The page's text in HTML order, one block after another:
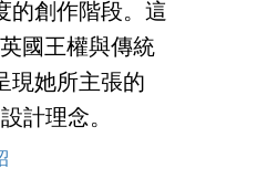
的創作階段。這
國王權與傳統
現她所主張的
計理念。